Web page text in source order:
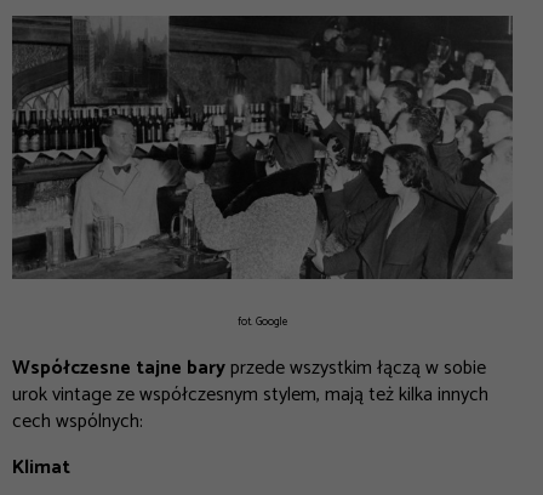
fot. Google
Współczesne tajne baryprzede wszystkim łączą w sobie
urok vintage ze współczesnym stylem, mają też kilka innych
cech wspólnych:
Klimat